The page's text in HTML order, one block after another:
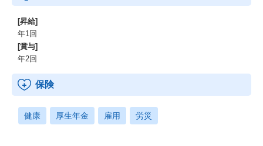
[昇給]
年1回
[賞与]
年2回
保険
健康 厚生年金 雇用 労災